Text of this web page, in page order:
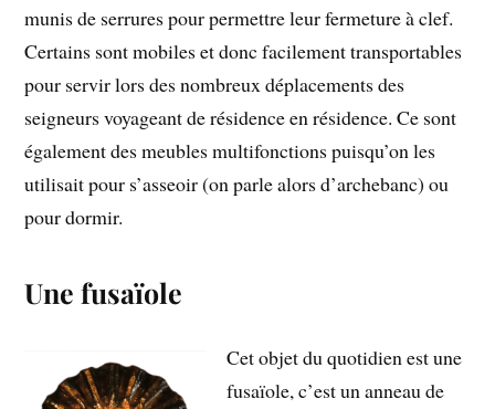
munis de serrures pour permettre leur fermeture à clef.
Certains sont mobiles et donc facilement transportables
pour servir lors des nombreux déplacements des
seigneurs voyageant de résidence en résidence. Ce sont
également des meubles multifonctions puisqu’on les
utilisait pour s’asseoir (on parle alors d’archebanc) ou
pour dormir.
Une fusaïole
Cet objet du quotidien est une
fusaïole, c’est un anneau de